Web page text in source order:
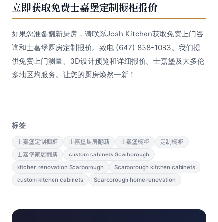
立即获取免费士嘉堡定制橱柜报价
如果您准备翻新厨房，请联系Josh Kitchen获取免费上门咨
询和士嘉堡厨房定制报价。致电 (647) 838-1083。我们提
供免费上门测量、3D设计预览和详细报价。士嘉堡及大多伦
多地区均服务。让您的厨房焕然一新！
标签
士嘉堡定制橱柜 士嘉堡厨房翻新 士嘉堡橱柜
定制橱柜
士嘉堡家居翻新
custom cabinets Scarborough
kitchen renovation Scarborough
Scarborough kitchen cabinets
custom kitchen cabinets
Scarborough home renovation